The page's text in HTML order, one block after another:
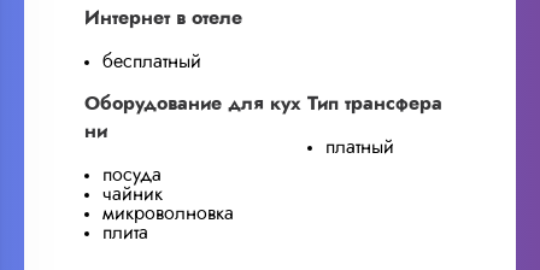
Интернет в отеле
бесплатный
Оборудование для кух
ни
посуда
чайник
микроволновка
плита
Тип трансфера
платный